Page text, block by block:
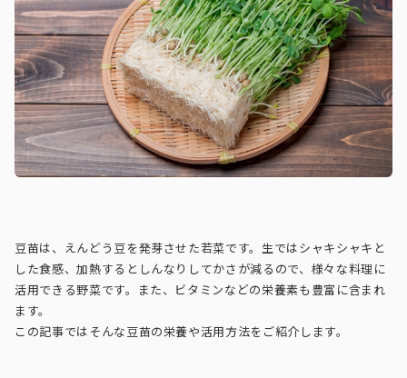
豆苗は、えんどう豆を発芽させた若菜です。生ではシャキシャキと
した食感、加熱するとしんなりしてかさが減るので、様々な料理に
活用できる野菜です。また、ビタミンなどの栄養素も豊富に含まれ
ます。
この記事ではそんな豆苗の栄養や活用方法をご紹介します。